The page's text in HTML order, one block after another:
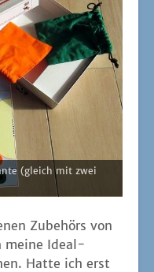
(gleich mit zwei
Zube­hörs von
mei­ne Ide­al-
Hat­te ich erst